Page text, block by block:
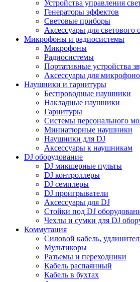
Устройства управления
Генераторы эффектов
Световые приборы
Аксессуары для светового
Микрофоны и радиосистемы
Микрофоны
Радиосистемы
Портативные устройства
Аксессуары для
Наушники и гарнитуры
Беспроводные наушники
Накладные наушники
Гарнитуры
Системы персонального
Миниатюрные наушники
Наушники для DJ
Аксессуары к наушникам
DJ оборудование
DJ микшерные пульты
DJ контроллеры
DJ семплеры
DJ проигрыватели
Аксессуары для DJ
Стойки под DJ
Чехлы и сумки для DJ
Коммутация
Силовой кабель,
Мультикоры
Разъемы и переходники
Кабель распаянный
Кабель в бухтах